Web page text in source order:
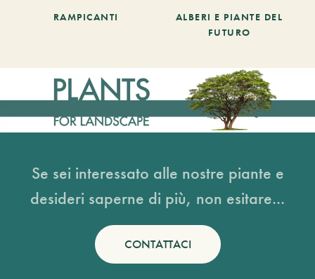
RAMPICANTI
ALBERI E PIANTE DEL
FUTURO
Se sei interessato alle nostre piante e
desideri saperne di più, non esitare...
CONTATTACI